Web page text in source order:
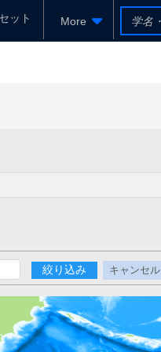
ット More
絞り込み キャンセル